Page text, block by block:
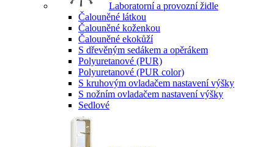
Laboratorní a provozní židle
Čalouněné látkou
Čalouněné koženkou
Čalouněné ekokůží
S dřevěným sedákem a opěrákem
Polyuretanové (PUR)
Polyuretanové (PUR color)
S kruhovým ovladačem nastavení výšky
S nožním ovladačem nastavení výšky
Sedlové